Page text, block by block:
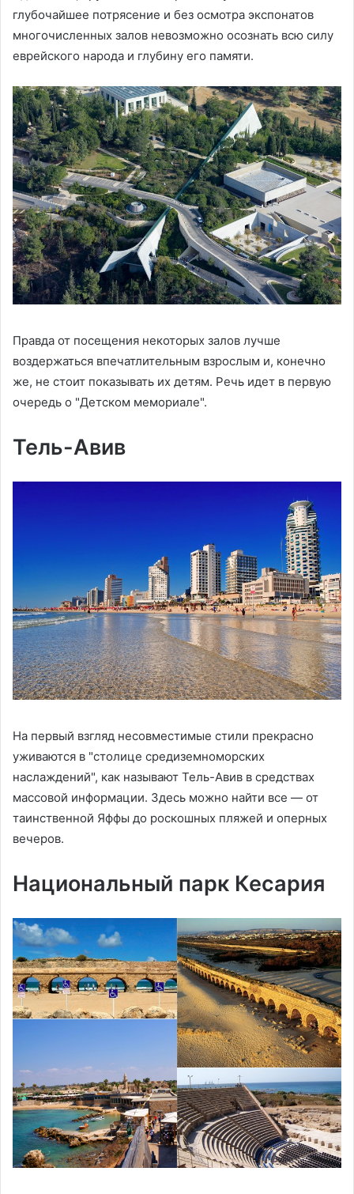
глубочайшее потрясение и без осмотра экспонатов
многочисленных залов невозможно осознать всю силу
еврейского народа и глубину его памяти.
Правда от посещения некоторых залов лучше
воздержаться впечатлительным взрослым и, конечно
же, не стоит показывать их детям. Речь идет в первую
очередь о "Детском мемориале".
Тель-Авив
На первый взгляд несовместимые стили прекрасно
уживаются в "столице средиземноморских
наслаждений", как называют Тель-Авив в средствах
массовой информации. Здесь можно найти все — от
таинственной Яффы до роскошных пляжей и оперных
вечеров.
Национальный парк Кесария